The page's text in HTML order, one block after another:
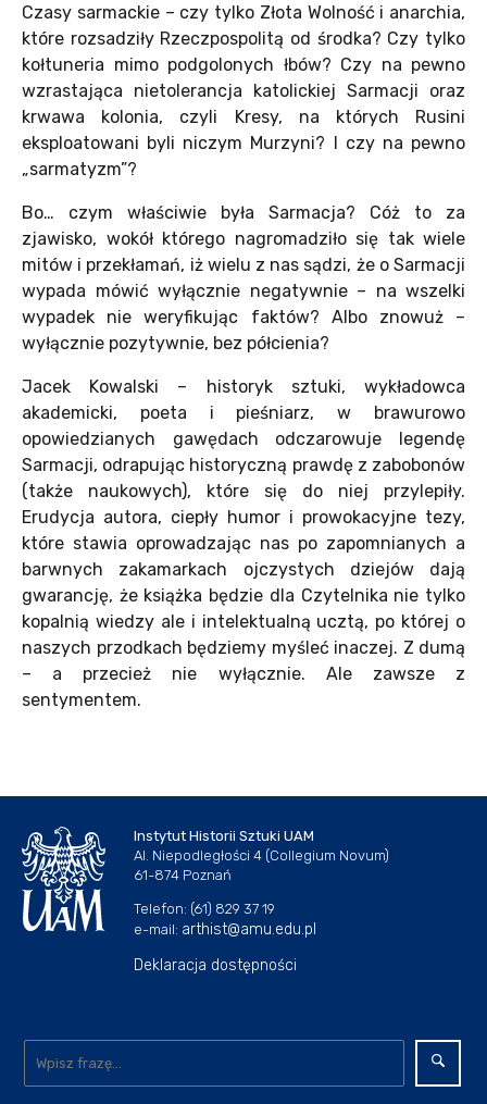
Czasy sarmackie – czy tylko Złota Wolność i anarchia,
które rozsadziły Rzeczpospolitą od środka? Czy tylko
kołtuneria mimo podgolonych łbów? Czy na pewno
wzrastająca nietolerancja katolickiej Sarmacji oraz
krwawa kolonia, czyli Kresy, na których Rusini
eksploatowani byli niczym Murzyni? I czy na pewno
„sarmatyzm”?
Bo… czym właściwie była Sarmacja? Cóż to za
zjawisko, wokół którego nagromadziło się tak wiele
mitów i przekłamań, iż wielu z nas sądzi, że o Sarmacji
wypada mówić wyłącznie negatywnie – na wszelki
wypadek nie weryfikując faktów? Albo znowuż –
wyłącznie pozytywnie, bez półcienia?
Jacek Kowalski – historyk sztuki, wykładowca
akademicki, poeta i pieśniarz, w brawurowo
opowiedzianych gawędach odczarowuje legendę
Sarmacji, odrapując historyczną prawdę z zabobonów
(także naukowych), które się do niej przylepiły.
Erudycja autora, ciepły humor i prowokacyjne tezy,
które stawia oprowadzając nas po zapomnianych a
barwnych zakamarkach ojczystych dziejów dają
gwarancję, że książka będzie dla Czytelnika nie tylko
kopalnią wiedzy ale i intelektualną ucztą, po której o
naszych przodkach będziemy myśleć inaczej. Z dumą
– a przecież nie wyłącznie. Ale zawsze z
sentymentem.
Instytut Historii Sztuki UAM
Al. Niepodległości 4 (Collegium Novum)
61-874 Poznań
Telefon: (61) 829 37 19
e-mail: arthist@amu.edu.pl
Deklaracja dostępności